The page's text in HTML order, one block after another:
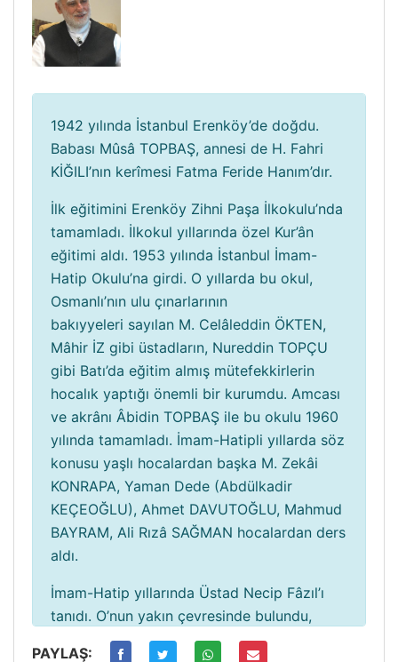
1942 yılında İstanbul Erenköy’de doğdu.
Babası Mûsâ TOPBAŞ, annesi de H. Fahri
KİĞILI’nın kerîmesi Fatma Feride Hanım’dır.
İlk eğitimini Erenköy Zihni Paşa İlkokulu’nda
tamamladı. İlkokul yıllarında özel Kur’ân
eğitimi aldı. 1953 yılında İstanbul İmam-
Hatip Okulu’na girdi. O yıllarda bu okul,
Osmanlı’nın ulu çınarlarının
bakıyyeleri sayılan M. Celâleddin ÖKTEN,
Mâhir İZ gibi üstadların, Nureddin TOPÇU
gibi Batı’da eğitim almış mütefekkirlerin
hocalık yaptığı önemli bir kurumdu. Amcası
ve akrânı Âbidin TOPBAŞ ile bu okulu 1960
yılında tamamladı. İmam-Hatipli yıllarda söz
konusu yaşlı hocalardan başka M. Zekâi
KONRAPA, Yaman Dede (Abdülkadir
KEÇEOĞLU), Ahmet DAVUTOĞLU, Mahmud
BAYRAM, Ali Rızâ SAĞMAN hocalardan ders
aldı.
İmam-Hatip yıllarında Üstad Necip Fâzıl’ı
tanıdı. O’nun yakın çevresinde bulundu,
sohbetlerinin müdâvimi, Büyük Doğu
PAYLAŞ: